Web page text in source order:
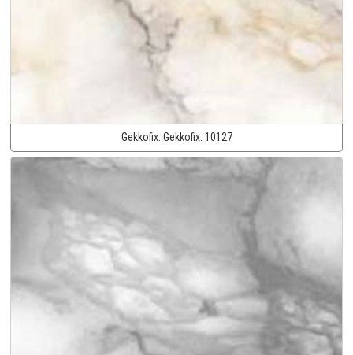
Gekkofix: Gekkofix: 10127